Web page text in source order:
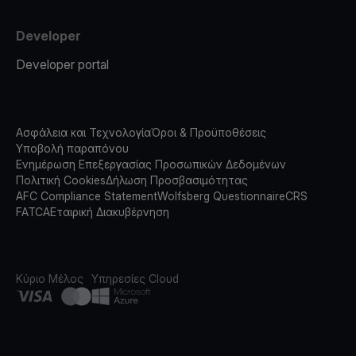
Developer
Developer portal
Ασφάλεια και ΤεχνολογίαΌροι & Προϋποθέσεις
Υποβολή παραπόνου
Ενημέρωση Επεξεργασίας Προσωπικών Δεδομένων
Πολιτική CookiesΔήλωση Προσβασιμότητας
AFC Compliance StatementWolfsberg QuestionnaireCRS
FATCAΕταιρική Διακυβέρνηση
Κύριο Μέλος Υπηρεσίες Cloud